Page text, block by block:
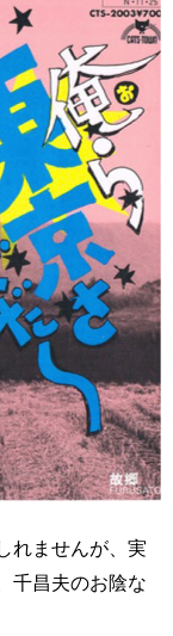
れませんが、実
千昌夫のお陰な